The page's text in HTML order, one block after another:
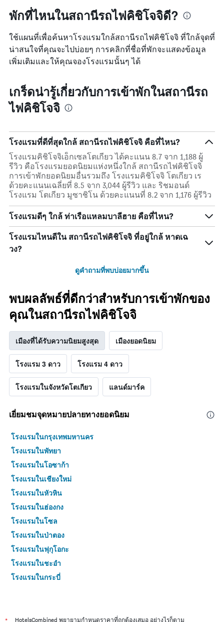
พักที่ไหนในสถานีรถไฟคิชิโจจิดี?
ใช้แผนที่เพื่อค้นหาโรงแรมใกล้สถานีรถไฟคิชิโจจิ ที่ใกล้จุดที่
น่าสนใจที่คุณจะไปบ่อยๆ การคลิกที่ชื่อที่พักจะแสดงข้อมูล
เพิ่มเติมและให้คุณจองโรงแรมนั้นๆ ได้
เกร็ดน่ารู้เกี่ยวกับการเข้าพักในสถานีรถ
ไฟคิชิโจจิ
โรงแรมที่ดีที่สุดใกล้ สถานีรถไฟคิชิโจจิ คือที่ไหน?
โรงแรมคิชิโจจิเอ็กเซลโตเกียว ได้คะแนน 8.7 จาก 1,188 ผู้
รีวิว คือโรงแรมยอดนิยมแห่งหนึ่งใกล้ สถานีรถไฟคิชิโจจิ
การเข้าพักยอดนิยมอื่นรวมถึง โรงแรมคิชิโจจิ โตเกียว เร
ด้วยคะแนนเฉลี่ยที่ 8.5 จาก 3,044 ผู้รีวิว และ ริชมอนด์
โรงแรม โตเกียว มูซาชิโน ด้วยคะแนนที่ 8.2 จาก 1,176 ผู้รีวิว
โรงแรมดีๆ ใกล้ ท่าเรือแหลมบาลีฮาย คือที่ไหน?
โรงแรมไหนดีใน สถานีรถไฟคิชิโจจิ ที่อยู่ใกล้ หาดเฉ
วง?
ดูคำถามที่พบบ่อยมากขึ้น
พบผลลัพธ์ที่ดีกว่าสำหรับการเข้าพักของ
คุณในสถานีรถไฟคิชิโจจิ
เมืองที่ได้รับความนิยมสูงสุด เมืองยอดนิยม
โรงแรม 3 ดาว โรงแรม 4 ดาว
โรงแรมในจังหวัดโตเกียว แลนด์มาร์ค
เยี่ยมชมจุดหมายปลายทางยอดนิยม
โรงแรมในกรุงเทพมหานคร
โรงแรมในพัทยา
โรงแรมในโอซาก้า
โรงแรมในเชียงใหม่
โรงแรมในหัวหิน
โรงแรมในฮ่องกง
โรงแรมในโซล
โรงแรมในป่าตอง
โรงแรมในฟุกุโอกะ
โรงแรมในชะอำ
โรงแรมในกระบี่
โรงแรมในเซี่ยงไฮ้
HotelsCombined พยายามกำหนดราคาที่ถูกต้องเสมอ อย่างไรก็ตาม